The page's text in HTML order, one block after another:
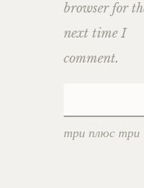
browser for
next time I
comment.
три плюс три